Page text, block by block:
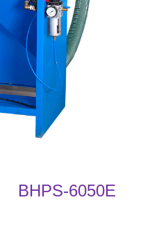
BHPS-6050E